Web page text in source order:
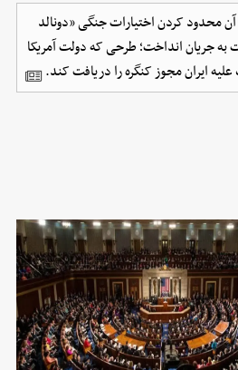
محدود کردن اختیارات جنگی «دونالد
به جریان انداخت؛ طرحی که دولت آمریکا
ایران مجوز کنگره را دریافت کند.